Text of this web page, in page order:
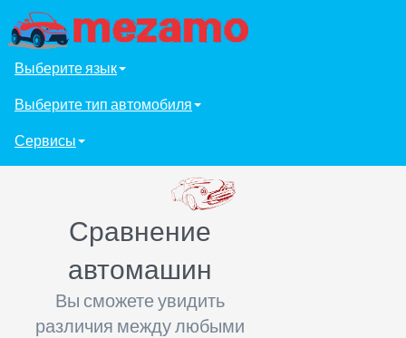
Выберите язык
Выберите тип автомобиля
Сервисы
Сравнение
автомашин
Вы сможете увидить
различия между любыми